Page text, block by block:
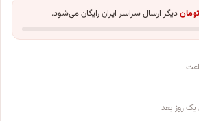
توماندیگر ارسال سراسر ایران رایگان می‌شود.
یک روز بعد